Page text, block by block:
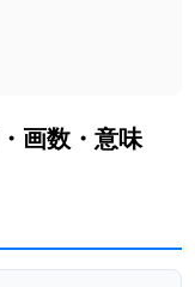
画数・意味